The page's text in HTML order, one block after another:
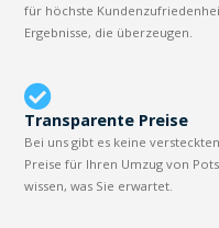
für höchste
Ergebnisse, die überzeugen.
Transparente Preise
Bei uns gibt es keine
Preise für Ihren Umzug von
wissen, was Sie erwartet.